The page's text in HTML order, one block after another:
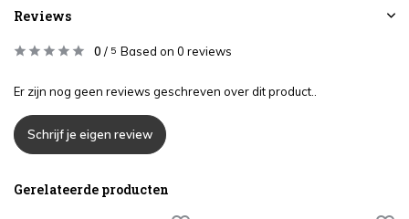
Reviews
0 / 5 Based on 0 reviews
Er zijn nog geen reviews geschreven over dit product..
Schrijf je eigen review
Gerelateerde producten